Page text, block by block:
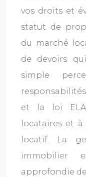
vos droits et
statut de
du marché
de devoirs
simple
et la loi
locataires et
locatif. La
immobilier
approfondie